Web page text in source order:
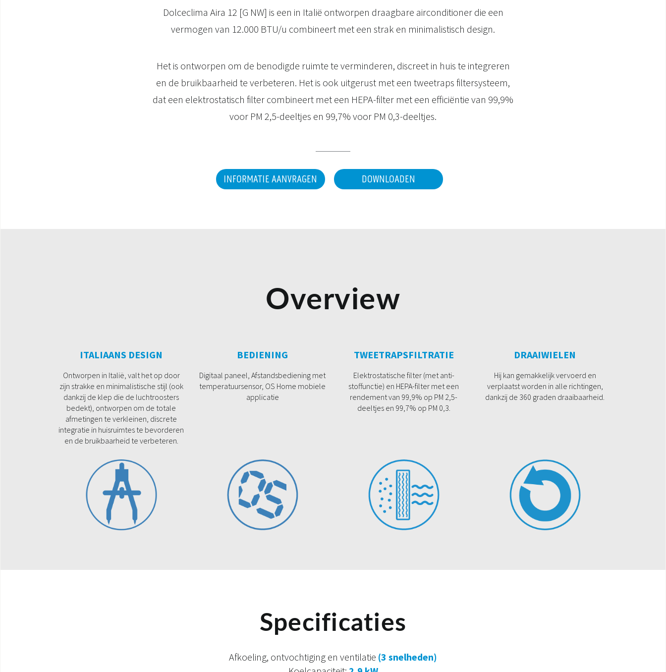
Dolceclima Aira 12 [G NW] is een in Italië ontworpen draagbare airconditioner die een
vermogen van 12.000 BTU/u combineert met een strak en minimalistisch design.
Het is ontworpen om de benodigde ruimte te verminderen, discreet in huis te integreren
en de bruikbaarheid te verbeteren. Het is ook uitgerust met een tweetraps filtersysteem,
dat een elektrostatisch filter combineert met een HEPA-filter met een efficiëntie van 99,9%
voor PM 2,5-deeltjes en 99,7% voor PM 0,3-deeltjes.
INFORMATIE AANVRAGEN DOWNLOADEN
Overview
ITALIAANS DESIGN
Ontworpen in Italië, valt het op door
zijn strakke en minimalistische stijl (ook
dankzij de klep die de luchtroosters
bedekt), ontworpen om de totale
afmetingen te verkleinen, discrete
integratie in huisruimtes te bevorderen
en de bruikbaarheid te verbeteren.
BEDIENING
Digitaal paneel, Afstandsbediening met
temperatuursensor, OS Home mobiele
applicatie
TWEETRAPSFILTRATIE
Elektrostatische filter (met anti-
stoffunctie) en HEPA-filter met een
rendement van 99,9% op PM 2,5-
deeltjes en 99,7% op PM 0,3.
DRAAIWIELEN
Hij kan gemakkelijk vervoerd en
verplaatst worden in alle richtingen,
dankzij de 360 graden draaibaarheid.
Specificaties
Afkoeling, ontvochtiging en ventilatie (3 snelheden)